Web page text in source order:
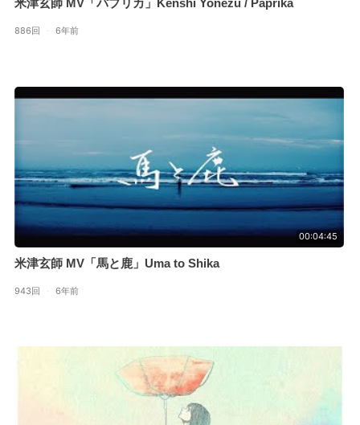
米津玄師 MV「パプリカ」Kenshi Yonezu / Paprika
886回 · 6年前
00:04:45
米津玄師 MV「馬と鹿」Uma to Shika
943回 · 6年前